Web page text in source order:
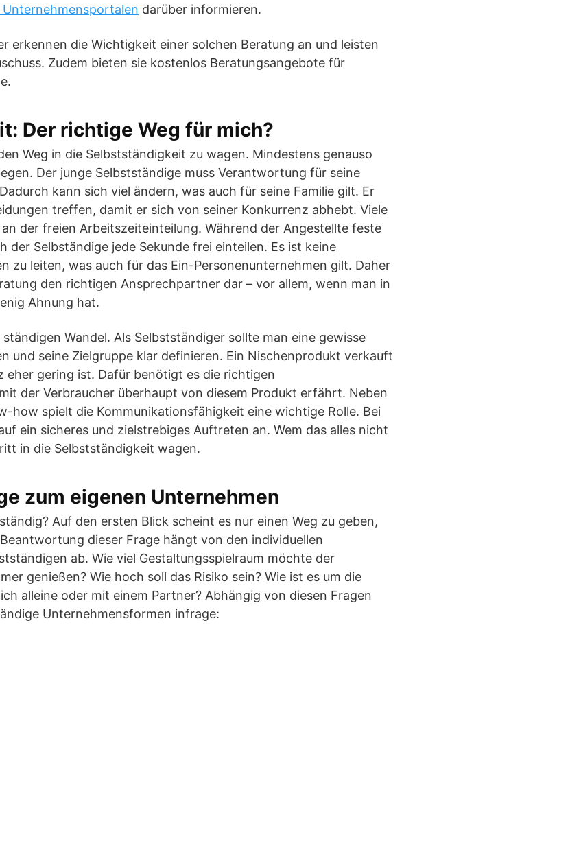
darüber informieren.
erkennen die Wichtigkeit einer solchen Beratung an und leisten
Zudem bieten sie kostenlos Beratungsangebote für
Der richtige Weg für mich?
Weg in die Selbstständigkeit zu wagen. Mindestens genauso
Der junge Selbstständige muss Verantwortung für seine
kann sich viel ändern, was auch für seine Familie gilt. Er
treffen, damit er sich von seiner Konkurrenz abhebt. Viele
der freien Arbeitszeiteinteilung. Während der Angestellte feste
der Selbständige jede Sekunde frei einteilen. Es ist keine
zu leiten, was auch für das Ein-Personenunternehmen gilt. Daher
den richtigen Ansprechpartner dar – vor allem, wenn man in
Ahnung hat.
Wandel. Als Selbstständiger sollte man eine gewisse
und seine Zielgruppe klar definieren. Ein Nischenprodukt verkauft
eher gering ist. Dafür benötigt es die richtigen
der Verbraucher überhaupt von diesem Produkt erfährt. Neben
how spielt die Kommunikationsfähigkeit eine wichtige Rolle. Bei
ein sicheres und zielstrebiges Auftreten an. Wem das alles nicht
in die Selbstständigkeit wagen.
zum eigenen Unternehmen
Auf den ersten Blick scheint es nur einen Weg zu geben,
dieser Frage hängt von den individuellen
ab. Wie viel Gestaltungsspielraum möchte der
genießen? Wie hoch soll das Risiko sein? Wie ist es um die
alleine oder mit einem Partner? Abhängig von diesen Fragen
Unternehmensformen infrage: